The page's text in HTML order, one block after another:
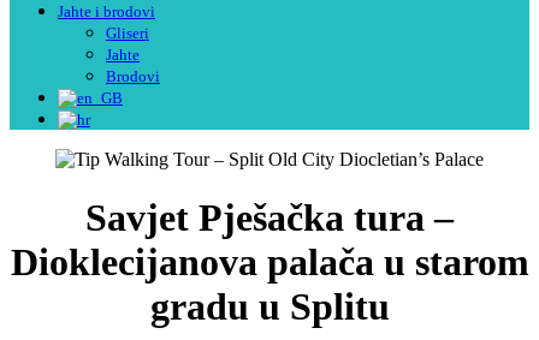
Jahte i brodovi
Gliseri
Jahte
Brodovi
Savjet Pješačka tura –
Dioklecijanova palača u starom
gradu u Splitu